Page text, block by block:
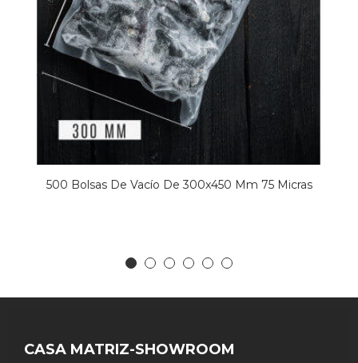
500 Bolsas De Vacío De 300x450 Mm 75 Micras
CASA MATRIZ-SHOWROOM